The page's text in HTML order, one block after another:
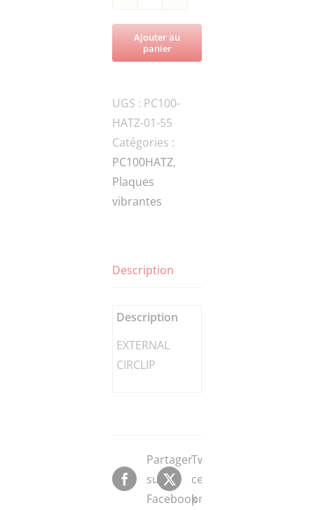
de
PC100DZ-
CS.RG30
CIRCLIP
Ajouter au
panier
UGS : PC100-
HATZ-01-55
Catégories :
PC100HATZ,
Plaques
vibrantes
Description
Description
EXTERNAL
CIRCLIP
Partager
sur
Facebook
Tweeter
ce
produit